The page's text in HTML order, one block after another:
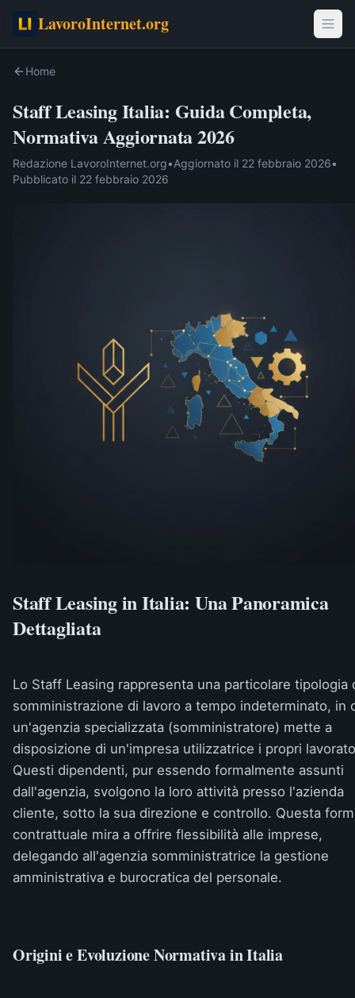
LavoroInternet.org
Home
Staff Leasing Italia: Guida Completa,
Normativa Aggiornata 2026
Redazione LavoroInternet.org•Aggiornato il 22 febbraio 2026•
Pubblicato il 22 febbraio 2026
Staff Leasing in Italia: Una Panoramica
Dettagliata
Lo Staff Leasing rappresenta una particolare tipologia
somministrazione di lavoro a tempo indeterminato, in
un'agenzia specializzata (somministratore) mette a
disposizione di un'impresa utilizzatrice i propri
Questi dipendenti, pur essendo formalmente assunti
dall'agenzia, svolgono la loro attività presso l'azienda
cliente, sotto la sua direzione e controllo. Questa
contrattuale mira a offrire flessibilità alle imprese,
delegando all'agenzia somministratrice la gestione
amministrativa e burocratica del personale.
Origini e Evoluzione Normativa in Italia